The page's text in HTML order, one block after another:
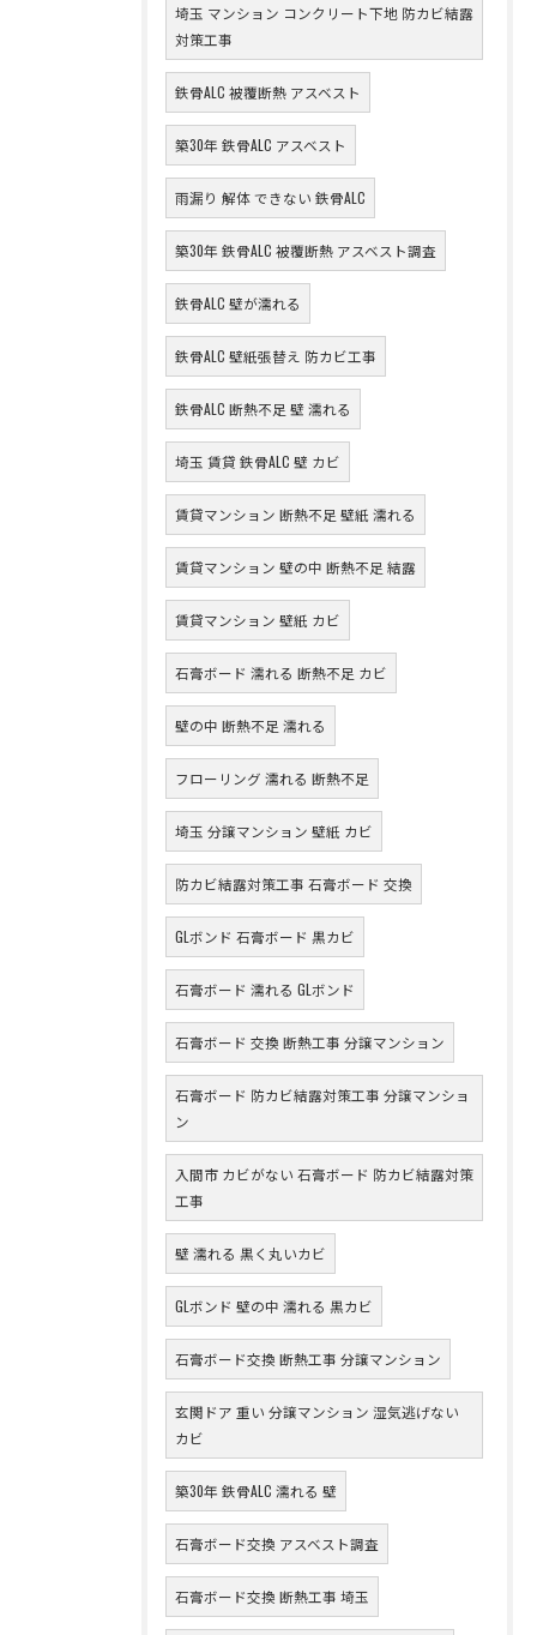
埼玉 マンション コンクリート下地 防カビ結露
対策工事
鉄骨ALC 被覆断熱 アスベスト
築30年 鉄骨ALC アスベスト
雨漏り 解体 できない 鉄骨ALC
築30年 鉄骨ALC 被覆断熱 アスベスト調査
鉄骨ALC 壁が濡れる
鉄骨ALC 壁紙張替え 防カビ工事
鉄骨ALC 断熱不足 壁 濡れる
埼玉 賃貸 鉄骨ALC 壁 カビ
賃貸マンション 断熱不足 壁紙 濡れる
賃貸マンション 壁の中 断熱不足 結露
賃貸マンション 壁紙 カビ
石膏ボード 濡れる 断熱不足 カビ
壁の中 断熱不足 濡れる
フローリング 濡れる 断熱不足
埼玉 分譲マンション 壁紙 カビ
防カビ結露対策工事 石膏ボード 交換
GLボンド 石膏ボード 黒カビ
石膏ボード 濡れる GLボンド
石膏ボード 交換 断熱工事 分譲マンション
石膏ボード 防カビ結露対策工事 分譲マンショ
ン
入間市 カビがない 石膏ボード 防カビ結露対策
工事
壁 濡れる 黒く丸いカビ
GLボンド 壁の中 濡れる 黒カビ
石膏ボード交換 断熱工事 分譲マンション
玄関ドア 重い 分譲マンション 湿気逃げない
カビ
築30年 鉄骨ALC 濡れる 壁
石膏ボード交換 アスベスト調査
石膏ボード交換 断熱工事 埼玉